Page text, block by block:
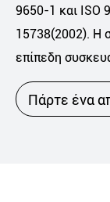
9650-1 και ISO
15738(2002). Η
επίπεδη
Πάρτε ένα